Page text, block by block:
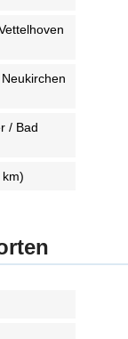
/ Bad